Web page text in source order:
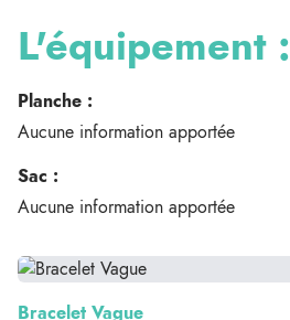
L'équipement :
Planche :
Aucune information apportée
Sac :
Aucune information apportée
Bracelet Vague